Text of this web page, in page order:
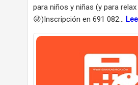
para niños y niñas (y para
😜)Inscripción en 691 082…